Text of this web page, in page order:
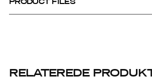
PRODUCT FILES
RELATEREDE